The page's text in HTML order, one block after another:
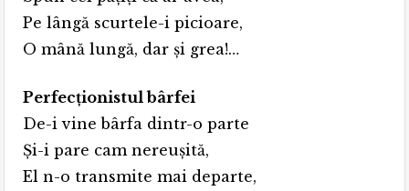
Pe lângă scurtele-i picioare,
O mână lungă, dar și grea!…
Perfecționistul bârfei
De-i vine bârfa dintr-o parte
Și-i pare cam nereușită,
El n-o transmite mai departe,